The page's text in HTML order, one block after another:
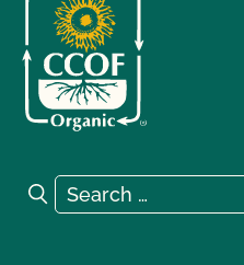
Search for:
Search